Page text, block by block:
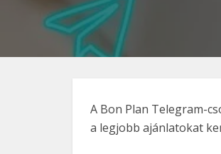
A Bon Plan Telegram-
a legjobb ajánlatokat